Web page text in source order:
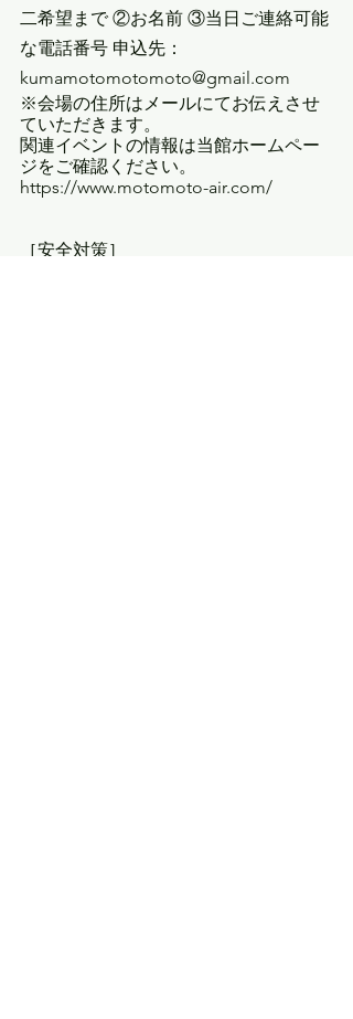
二希望まで ②お名前 ③当日ご連絡可能
な電話番号 申込先：
kumamotomotomoto@gmail.com
※会場の住所はメールにてお伝えさせ
ていただきます。
関連イベントの情報は当館ホームペー
ジをご確認ください。
https://www.motomoto-air.com/
［安全対策］